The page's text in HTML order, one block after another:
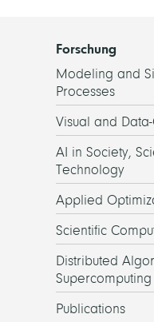
Forschung
Modeling and
Processes
Visual and
AI in Society,
Technology
Applied
Scientific
Distributed
Supercomputing
Publications